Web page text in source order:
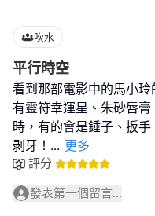
吹水
平行時空
看到那部電影中的馬小
有靈符幸運星、朱砂唇
時，有的會是錘子、扳
剥牙！ ... 更多
評分
發表第一個留言...